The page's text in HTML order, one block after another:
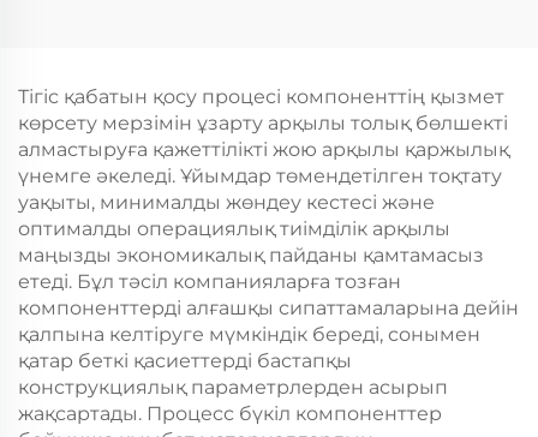
Тігіс қабатын қосу процесі компоненттің қызмет
көрсету мерзімін ұзарту арқылы толық бөлшекті
алмастыруға қажеттілікті жою арқылы қаржылық
үнемге әкеледі. Ұйымдар төмендетілген тоқтату
уақыты, минималды жөндеу кестесі және
оптималды операциялық тиімділік арқылы
маңызды экономикалық пайданы қамтамасыз
етеді. Бұл тәсіл компанияларға тозған
компоненттерді алғашқы сипаттамаларына дейін
қалпына келтіруге мүмкіндік береді, сонымен
қатар беткі қасиеттерді бастапқы
конструкциялық параметрлерден асырып
жақсартады. Процесс бүкіл компоненттер